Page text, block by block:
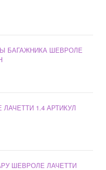
БАГАЖНИКА ШЕВРОЛЕ
1.4 АРТИКУЛ
ШЕВРОЛЕ ЛАЧЕТТИ